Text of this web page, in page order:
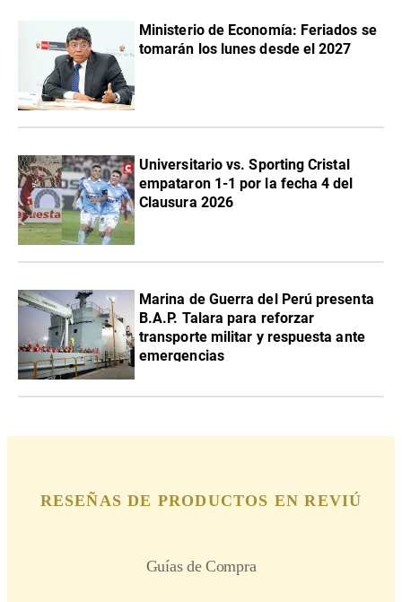
Ministerio de Economía: Feriados se
tomarán los lunes desde el 2027
Universitario vs. Sporting Cristal
empataron 1-1 por la fecha 4 del
Clausura 2026
Marina de Guerra del Perú presenta
B.A.P. Talara para reforzar
transporte militar y respuesta ante
emergencias